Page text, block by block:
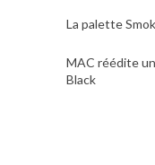
La palette
MAC réédite
Black